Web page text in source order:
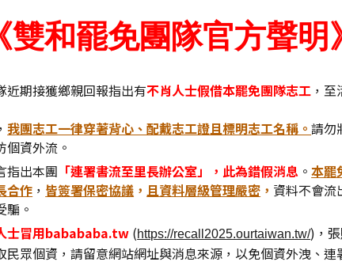
雙和罷免團隊官方聲明
近期接獲鄉親回報指出有不肖人士假借本罷免團隊志工 ，
我團志工一律穿著背心、配戴志工證且標明志工名稱。請勿
個資外流。
指出本團 「連署書流至里長辦公室」，此為錯假消息 。本罷
合作 ， 皆簽署保密協議 ，且資料層級管理嚴密 ， 資料不會流
騙。
士冒用babababa.tw (https://recall2025.ourtaiwan.tw/)，
民眾個資，請留意網站網址與消息來源，以免個資外洩、連